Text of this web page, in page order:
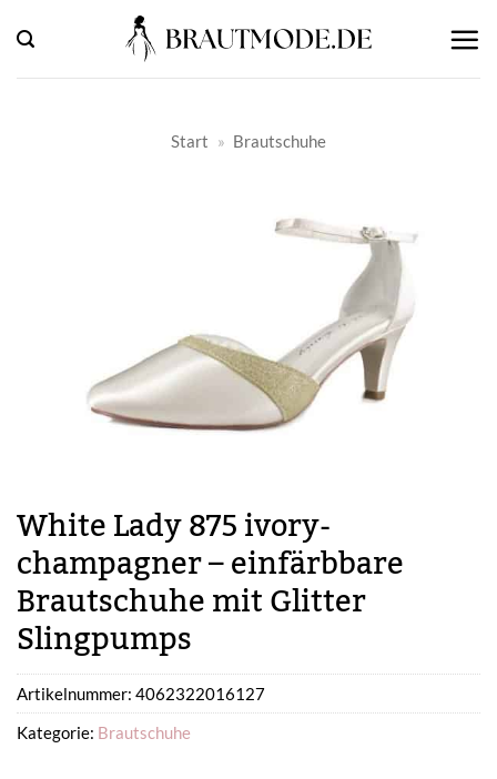
Inhalt
springen
Start » Brautschuhe
White Lady 875 ivory-
champagner – einfärbbare
Brautschuhe mit Glitter
Slingpumps
Artikelnummer: 4062322016127
Kategorie: Brautschuhe